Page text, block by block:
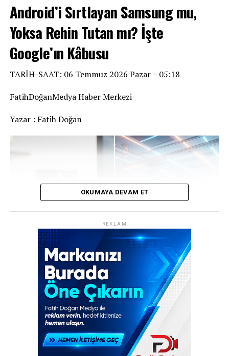
BRÜKSEL (FatihDoğanMedya)
– Avrupa Birliği, sosyal
medya devi Meta’ya sert bir uyarıda bulundu. AB
Komisyonu, Instagram ve Facebook’un kullanıcıları
ekrana bağlayan “bağımlılık yaratan” tasarım
özelliklerini değiştirmesi gerektiğini, aksi takdirde şirkete
Android’i Sırtlayan Samsung mu,
Yoksa Rehin Tutan mı? İşte
Google’ın Kâbusu
TARİH-SAAT: 06 Temmuz 2026 Pazar – 05:18
FatihDoğanMedya Haber Merkezi
Yazar : Fatih Doğan
Samsung ve Google arasındaki ilişki, teknoloji tarihinin
en ilginç “zoraki evliliklerinden” biri. Kimi uzmanlar
Samsung’u Android’in en sadık askeri olarak görürken,
OKUMAYA DEVAM ET
REKLAM